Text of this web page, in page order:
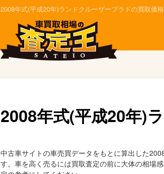
2008年式(平成20年)ランドクルーザープラドの買取価
2008年式(平成20年)
中古車サイトの車売買データをもとに算出した
す。車を高く売るには買取査定の前に大体の相場